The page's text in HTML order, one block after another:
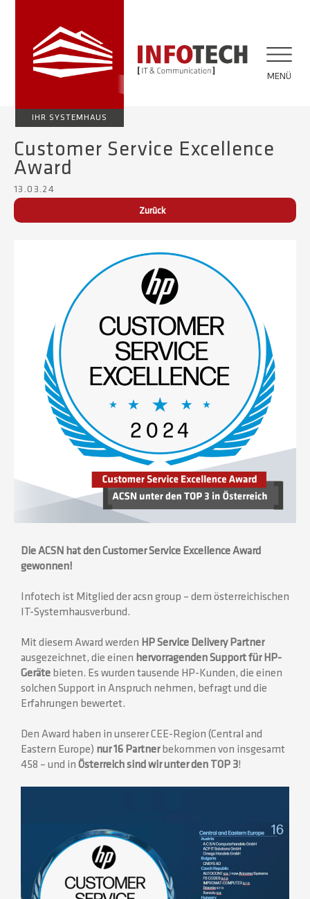
IHR SYSTEMHAUS
MENÜ
Customer Service Excellence
Award
13.03.24
Zurück
Die ACSN hat den Customer Service Excellence Award
gewonnen!
Infotech ist Mitglied der acsn group – dem österreichischen
IT-Systemhausverbund.
Mit diesem Award werden HP Service Delivery Partner
ausgezeichnet, die einen hervorragenden Support für HP-
Geräte bieten. Es wurden tausende HP-Kunden, die einen
solchen Support in Anspruch nehmen, befragt und die
Erfahrungen bewertet.
Den Award haben in unserer CEE-Region (Central and
Eastern Europe) nur 16 Partnerbekommen von insgesamt
458 – und in Österreich sind wir unter den TOP 3!